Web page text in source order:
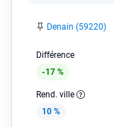
Denain (59220)
Différence
-17 %
Rend. ville
10 %